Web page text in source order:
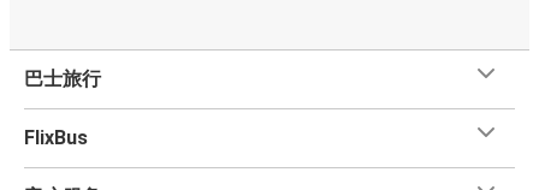
巴士旅行
FlixBus